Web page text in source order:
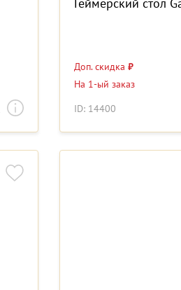
Геймерский стол
Доп. скидка ₽
На 1-ый заказ
ID: 14400